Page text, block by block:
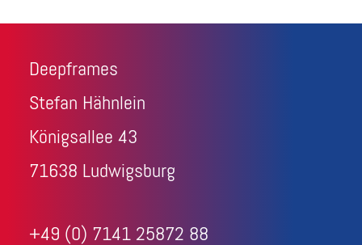
Deepframes
Stefan Hähnlein
Königsallee 43
71638 Ludwigsburg
+49 (0) 7141 25872 88